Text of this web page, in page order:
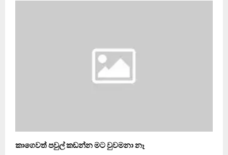
කාගෙවත් පවුල් කඩන්න මට වුවමනා නෑ